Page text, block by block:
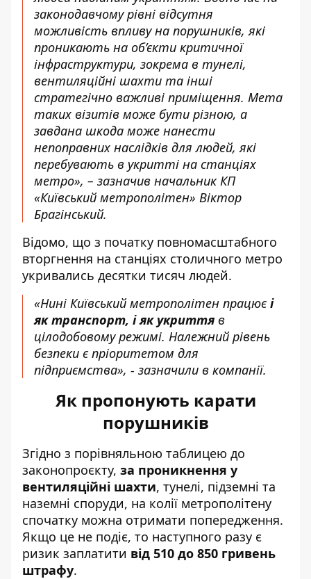
законодавчому рівні відсутня
можливість впливу на порушників, які
проникають на об’єкти критичної
інфраструктури, зокрема в тунелі,
вентиляційні шахти та інші
стратегічно важливі приміщення. Мета
таких візитів може бути різною, а
завдана шкода може нанести
непоправних наслідків для людей, які
перебувають в укритті на станціях
метро», – зазначив начальник КП
«Київський метрополітен» Віктор
Брагінський.
Відомо, що з початку повномасштабного
вторгнення на станціях столичного метро
укривались десятки тисяч людей.
«Нині Київський метрополітен працюєі
як транспорт, і як укриття в
цілодобовому режимі. Належний рівень
безпеки є пріоритетом для
підприємства», - зазначили в компанії.
Як пропонують карати
порушників
Згідно з порівняльною таблицею до
законопроєкту, за проникнення у
вентиляційні шахти, тунелі, підземні та
наземні споруди, на колії метрополітену
спочатку можна отримати попередження.
Якщо це не подіє, то наступного разу є
ризик заплатити від 510 до 850 гривень
штрафу.